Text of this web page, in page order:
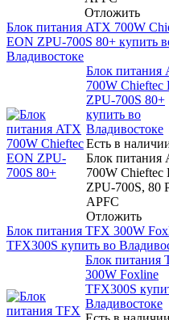
Отложить
Блок питания ATX 700W
EON ZPU-700S 80+ купить
Владивостоке
Блок питания
700W Chieftec
ZPU-700S 80+
купить во
Владивостоке
Есть в
Блок питания
700W Chieftec
ZPU-700S, 80
APFC
Отложить
Блок питания TFX 300W
TFX300S купить во
Блок питания
300W Foxline
TFX300S
Владивостоке